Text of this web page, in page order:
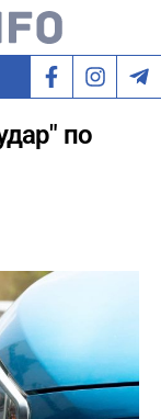
по